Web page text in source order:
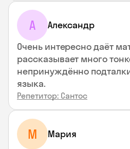
А Александр
Очень интересно даёт
рассказывает много
непринуждённо
языка.
Репетитор: Сантос
М Мария